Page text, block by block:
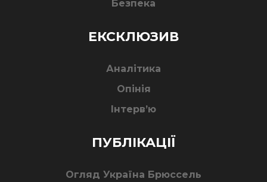
Безпека
ЕКСКЛЮЗИВ
Аналітика
Опінія
Інтерв’ю
ПУБЛІКАЦІЇ
Огляд Україна Брюссель